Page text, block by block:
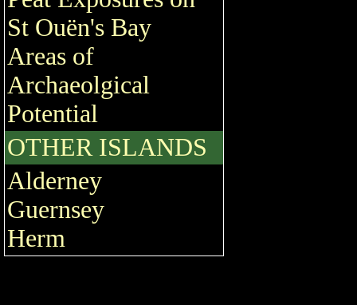
St Ouën's Bay
Areas of
Archaeolgical
Potential
OTHER ISLANDS
Alderney
Guernsey
Herm